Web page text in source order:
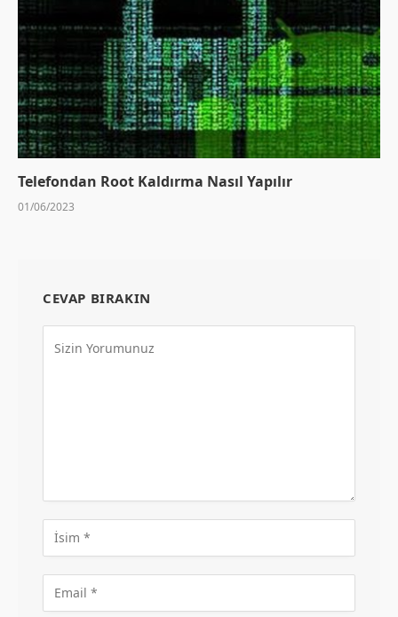
Telefondan Root Kaldırma Nasıl Yapılır
01/06/2023
CEVAP BIRAKIN